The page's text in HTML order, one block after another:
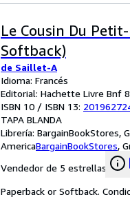
Le Cousin Du
Softback)
de Saillet-A
Idioma: Francés
Editorial: Hachette Livre Bnf
ISBN 10 / ISBN 13:
TAPA BLANDA
Librería: BargainBookStores,
AmericaBargainBookStores,
Vendedor de 5 estrellas
Paperback or Softback.